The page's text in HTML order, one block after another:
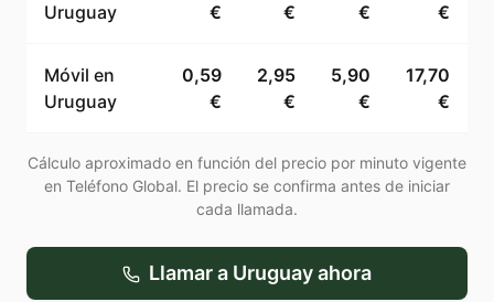
Uruguay
€
€
€
€
Móvil en
Uruguay
0,59
€
2,95
€
5,90
€
17,70
€
Cálculo aproximado en función del precio por minuto vigente
en Teléfono Global. El precio se confirma antes de iniciar
cada llamada.
Llamar a Uruguayahora